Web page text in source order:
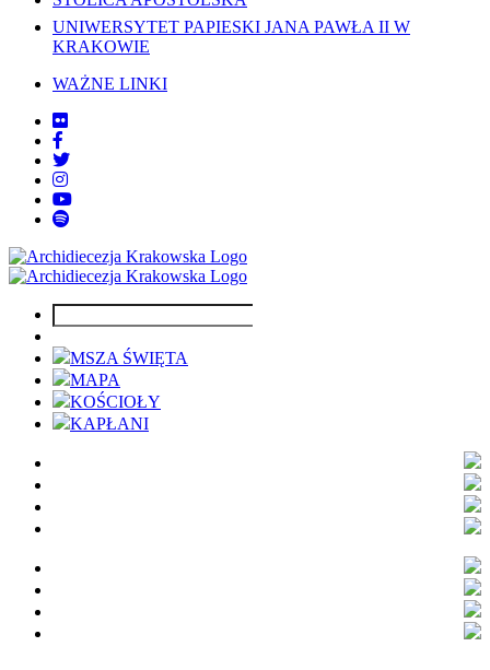
UNIWERSYTET PAPIESKI JANA PAWŁA II W
KRAKOWIE
WAŻNE LINKI
MSZA ŚWIĘTA
MAPA
KOŚCIOŁY
KAPŁANI